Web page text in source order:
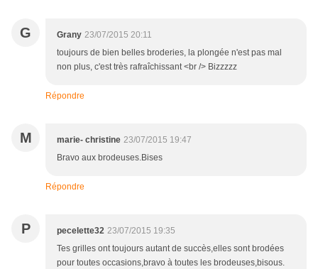
G Grany 23/07/2015 20:11
toujours de bien belles broderies, la plongée n'est pas mal
non plus, c'est très rafraîchissant <br /> Bizzzzz
Répondre
M marie- christine 23/07/2015 19:47
Bravo aux brodeuses.Bises
Répondre
P pecelette32 23/07/2015 19:35
Tes grilles ont toujours autant de succès,elles sont brodées
pour toutes occasions,bravo à toutes les brodeuses,bisous.